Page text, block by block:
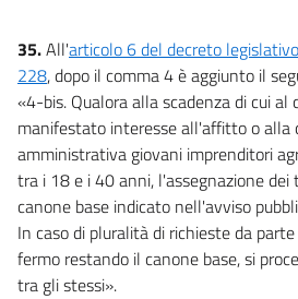
35.All'articolo 6 del decreto
228, dopo il comma 4 è aggiunto il
«4-bis. Qualora alla scadenza di cui al
manifestato interesse all'affitto o alla
amministrativa giovani imprenditori
tra i 18 e i 40 anni, l'assegnazione dei
canone base indicato nell'avviso
In caso di pluralità di richieste da
fermo restando il canone base, si
tra gli stessi».